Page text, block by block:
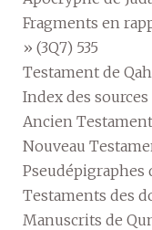
Fragments en
» (3Q7) 535
Testament de
Index des sources
Ancien Testament
Nouveau
Pseudépigraphes
Testaments des
Manuscrits de